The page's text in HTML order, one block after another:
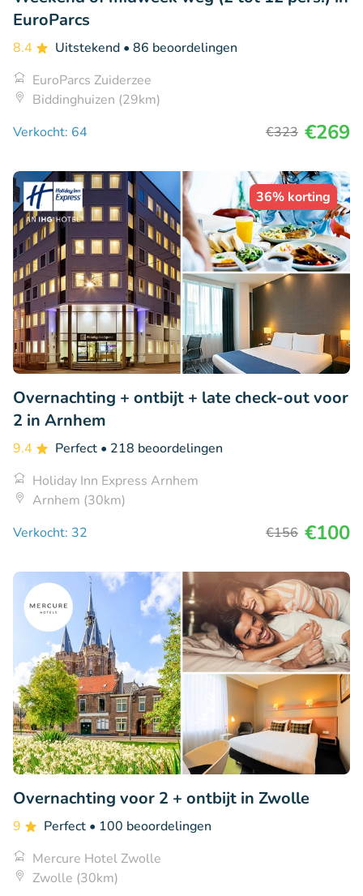
EuroParcs
8.4 Uitstekend • 86 beoordelingen
EuroParcs Zuiderzee
Biddinghuizen (29km)
Verkocht: 64
€323 €269
36% korting
Overnachting + ontbijt + late check-out voor
2 in Arnhem
9.4 Perfect • 218 beoordelingen
Holiday Inn Express Arnhem
Arnhem (30km)
Verkocht: 32
€156 €100
Overnachting voor 2 + ontbijt in Zwolle
9 Perfect • 100 beoordelingen
Mercure Hotel Zwolle
Zwolle (30km)